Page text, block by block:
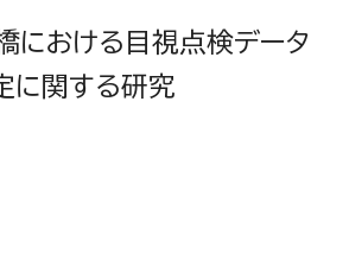
における目視点検データ
に関する研究